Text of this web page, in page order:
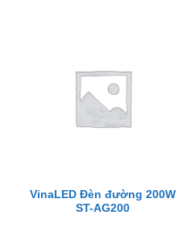
VinaLED Đèn đường 200W
ST-AG200